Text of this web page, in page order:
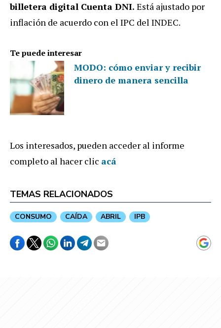
billetera digital Cuenta DNI. Está ajustado por
inflación de acuerdo con el IPC del INDEC.
Te puede interesar
MODO: cómo enviar y recibir
dinero de manera sencilla
Los interesados, pueden acceder al informe
completo al hacer clic acá
TEMAS RELACIONADOS
CONSUMO CAÍDA ABRIL IPB